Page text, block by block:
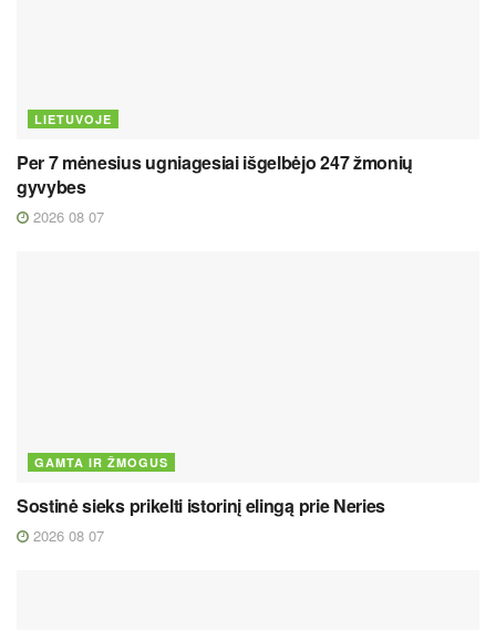
LIETUVOJE
Per 7 mėnesius ugniagesiai išgelbėjo 247 žmonių
gyvybes
2026 08 07
GAMTA IR ŽMOGUS
Sostinė sieks prikelti istorinį elingą prie Neries
2026 08 07